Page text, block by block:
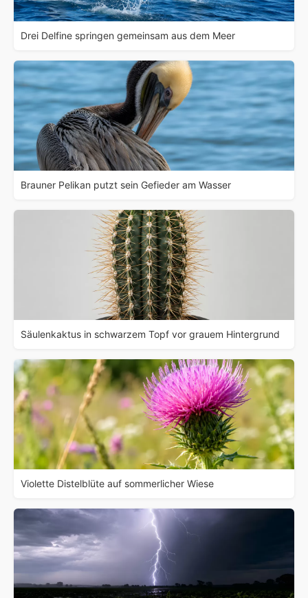
Drei Delfine springen gemeinsam aus dem Meer
Brauner Pelikan putzt sein Gefieder am Wasser
Säulenkaktus in schwarzem Topf vor grauem Hintergrund
Violette Distelblüte auf sommerlicher Wiese